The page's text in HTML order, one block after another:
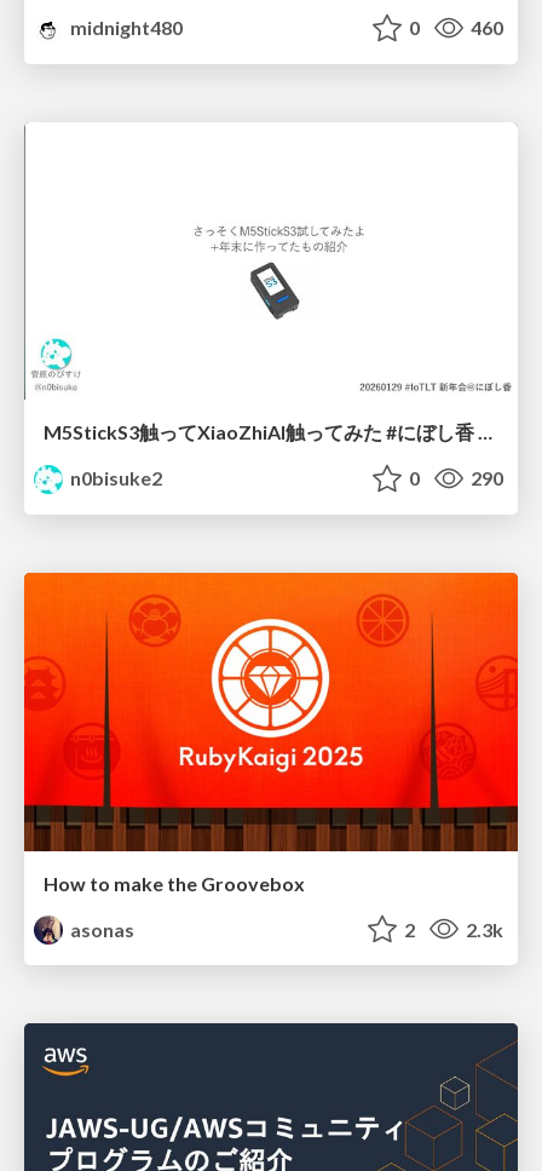
midnight480
0 460
M5StickS3触ってXiaoZhiAI触ってみた #にぼし香 #iotlt
n0bisuke2
0 290
How to make the Groovebox
asonas
2 2.3k